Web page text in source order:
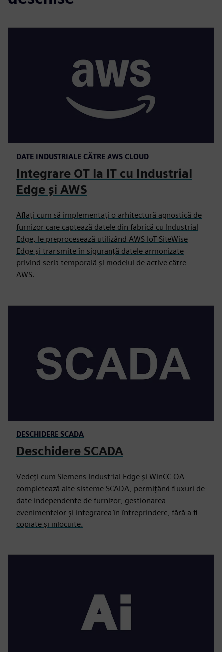
DATE INDUSTRIALE CĂTRE AWS CLOUD
Integrare OT la IT cu Industrial
Edge și AWS
Aflați cum să implementați o arhitectură agnostică de
furnizor care captează datele din fabrică cu Industrial
Edge, le preprocesează utilizând AWS IoT SiteWise
Edge și transmite în siguranță datele armonizate
privind seria temporală și modelul de active către
AWS.
DESCHIDERE SCADA
Deschidere SCADA
Vedeți cum Siemens Industrial Edge și WinCC OA
completează alte sisteme SCADA, permițând fluxuri de
date independente de furnizor, gestionarea
evenimentelor și integrarea în întreprindere, fără a fi
copiate și înlocuite.